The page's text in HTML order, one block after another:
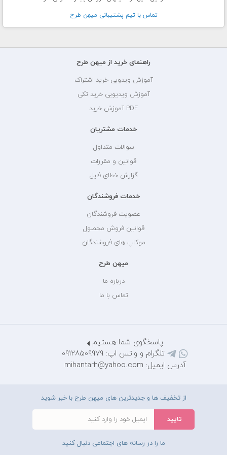
تماس با تيم پشتيبانی ميهن طرح
راهنمای خرید از میهن طرح
آموزش ویدویی خرید اشتراک
آموزش ویدیویی خرید تکی
PDF آموزش خرید
خدمات مشتریان
سوالات متداول
قوانین و مقررات
گزارش خطای فایل
خدمات فروشندگان
عضویت فروشندگان
قوانین فروش محصول
موکاپ های فروشندگان
میهن طرح
درباره ما
تماس با ما
پاسخگوی شما هستیم
تلگرام و واتس اپ: 09128509979
آدرس ایمیل: mihantarh@yahoo.com
از تخفیف ها و جدیدترین های میهن طرح با خبر شوید
ما را در رسانه های اجتماعی دنبال کنید